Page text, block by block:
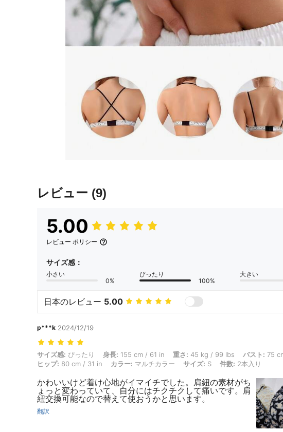
レビュー (9)
5.00
レビュー ポリシー
サイズ感：
小さい
0%
ぴったり
100%
大きい
日本のレビュー 5.00
p***k 2024/12/19
サイズ感: ぴったり, 身長: 155 cm / 61 in, 重さ: 45 kg / 99 lbs, バスト: 75 cm / 30 in, ウ
サイズ感: ぴったり 身長: 155 cm / 61 in 重さ: 45 kg / 99 lbs バスト: 75
ヒップ: 80 cm / 31 in カラー: マルチカラー サイズ: S 件数: 2本入り
かわいいけど着け心地がイマイチでした。肩紐の素材がち
ょっと変わっていて、自分にはチクチクして痛いです。肩
紐交換可能なので替えて使おうかと思います。
翻訳